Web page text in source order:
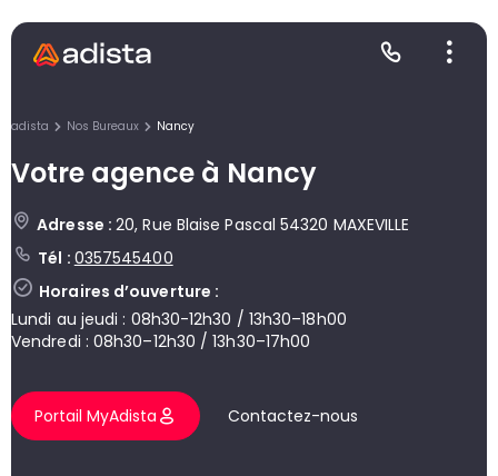
adista Nos Bureaux Nancy
Votre agence à Nancy
Adresse :20, Rue Blaise Pascal 54320 MAXEVILLE
Tél : 0357545400
Horaires d’ouverture :
Lundi au jeudi : 08h30-12h30 / 13h30–18h00
Vendredi : 08h30–12h30 / 13h30–17h00
Portail MyAdista Contactez-nous